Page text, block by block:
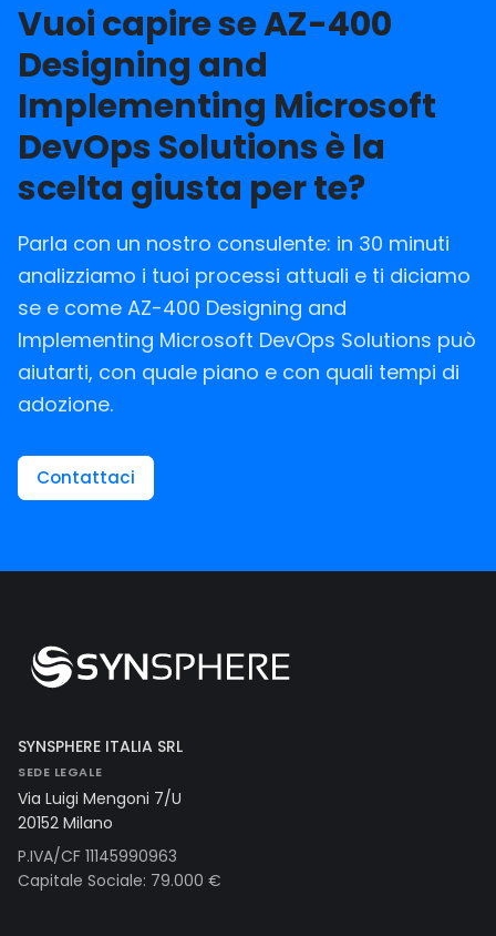
Vuoi capire se AZ-400
Designing and
Implementing Microsoft
DevOps Solutions è la
scelta giusta per te?
Parla con un nostro consulente: in 30 minuti
analizziamo i tuoi processi attuali e ti diciamo
se e come AZ-400 Designing and
Implementing Microsoft DevOps Solutions può
aiutarti, con quale piano e con quali tempi di
adozione.
Contattaci
SYNSPHERE ITALIA SRL
SEDE LEGALE
Via Luigi Mengoni 7/U
20152 Milano
P.IVA/CF 11145990963
Capitale Sociale: 79.000 €